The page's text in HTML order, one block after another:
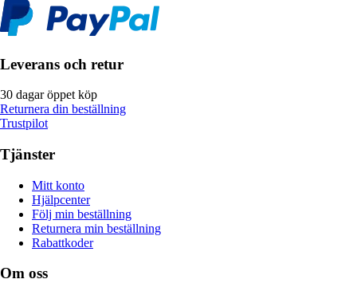
Leverans och retur
30 dagar öppet köp
Returnera din beställning
Trustpilot
Tjänster
Mitt konto
Hjälpcenter
Följ min beställning
Returnera min beställning
Rabattkoder
Om oss